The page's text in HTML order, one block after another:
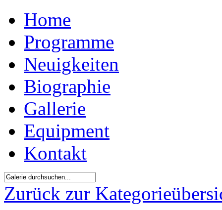
Home
Programme
Neuigkeiten
Biographie
Gallerie
Equipment
Kontakt
Zurück zur